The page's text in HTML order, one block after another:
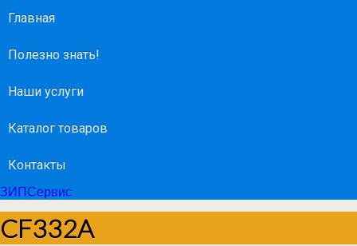
Главная
Полезно знать!
Наши услуги
Каталог товаров
Контакты
ЗИПСервис
CF332A